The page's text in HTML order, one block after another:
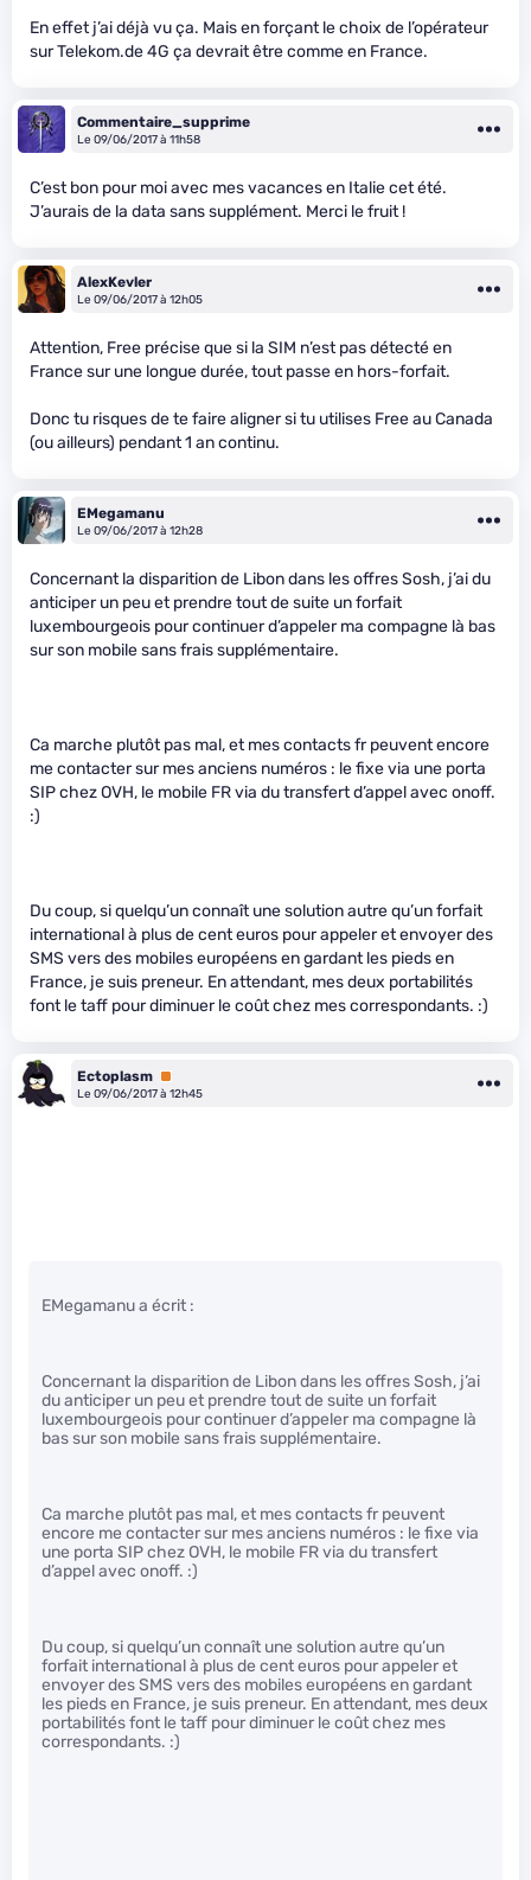
En effet j’ai déjà vu ça. Mais en forçant le choix de l’opérateur
sur Telekom.de 4G ça devrait être comme en France.
Commentaire_supprime
Le 09/06/2017 à 11h58
C’est bon pour moi avec mes vacances en Italie cet été.
J’aurais de la data sans supplément. Merci le fruit !
AlexKevler
Le 09/06/2017 à 12h05
Attention, Free précise que si la SIM n’est pas détecté en
France sur une longue durée, tout passe en hors-forfait.
Donc tu risques de te faire aligner si tu utilises Free au Canada
(ou ailleurs) pendant 1 an continu.
EMegamanu
Le 09/06/2017 à 12h28
Concernant la disparition de Libon dans les offres Sosh, j’ai du
anticiper un peu et prendre tout de suite un forfait
luxembourgeois pour continuer d’appeler ma compagne là bas
sur son mobile sans frais supplémentaire.
Ca marche plutôt pas mal, et mes contacts fr peuvent encore
me contacter sur mes anciens numéros : le fixe via une porta
SIP chez OVH, le mobile FR via du transfert d’appel avec onoff.
:)
Du coup, si quelqu’un connaît une solution autre qu’un forfait
international à plus de cent euros pour appeler et envoyer des
SMS vers des mobiles européens en gardant les pieds en
France, je suis preneur. En attendant, mes deux portabilités
font le taff pour diminuer le coût chez mes correspondants. :)
Ectoplasm Premium
Le 09/06/2017 à 12h45
EMegamanu a écrit :
Concernant la disparition de Libon dans les offres Sosh, j’ai
du anticiper un peu et prendre tout de suite un forfait
luxembourgeois pour continuer d’appeler ma compagne là
bas sur son mobile sans frais supplémentaire.
Ca marche plutôt pas mal, et mes contacts fr peuvent
encore me contacter sur mes anciens numéros : le fixe via
une porta SIP chez OVH, le mobile FR via du transfert
d’appel avec onoff. :)
Du coup, si quelqu’un connaît une solution autre qu’un
forfait international à plus de cent euros pour appeler et
envoyer des SMS vers des mobiles européens en gardant
les pieds en France, je suis preneur. En attendant, mes deux
portabilités font le taff pour diminuer le coût chez mes
correspondants. :)